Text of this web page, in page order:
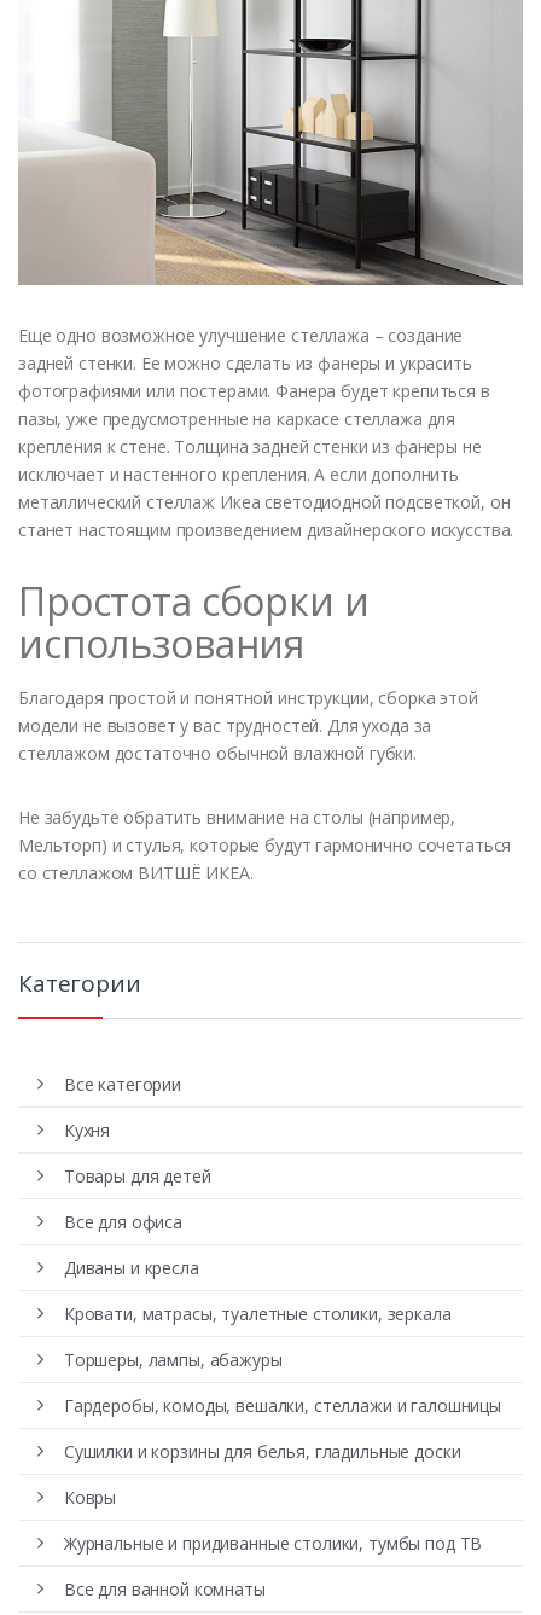
Еще одно возможное улучшение стеллажа – создание
задней стенки. Ее можно сделать из фанеры и украсить
фотографиями или постерами. Фанера будет крепиться в
пазы, уже предусмотренные на каркасе стеллажа для
крепления к стене. Толщина задней стенки из фанеры не
исключает и настенного крепления. А если дополнить
металлический стеллаж Икеа светодиодной подсветкой, он
станет настоящим произведением дизайнерского искусства.
Простота сборки и
использования
Благодаря простой и понятной инструкции, сборка этой
модели не вызовет у вас трудностей. Для ухода за
стеллажом достаточно обычной влажной губки.
Не забудьте обратить внимание на столы (например,
Мельторп) и стулья, которые будут гармонично сочетаться
со стеллажом ВИТШЁ ИКЕА.
Категории
Все категории
Кухня
Товары для детей
Все для офиса
Диваны и кресла
Кровати, матрасы, туалетные столики, зеркала
Торшеры, лампы, абажуры
Гардеробы, комоды, вешалки, стеллажи и галошницы
Сушилки и корзины для белья, гладильные доски
Ковры
Журнальные и придиванные столики, тумбы под ТВ
Все для ванной комнаты